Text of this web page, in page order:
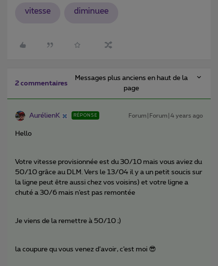
vitesse diminuee
2 commentaires
Messages plus anciens en haut de la
page
AurélienK RÉPONSE Forum|Forum|4 years ago
Hello
Votre vitesse provisionnée est du 30/10 mais vous aviez du
50/10 grâce au DLM. Vers le 13/04 il y a un petit soucis sur
la ligne peut être aussi chez vos voisins) et votre ligne a
chuté a 30/6 mais n’est pas remontée
Je viens de la remettre à 50/10 ;)
la coupure qu vous venez d’avoir, c’est moi 😎